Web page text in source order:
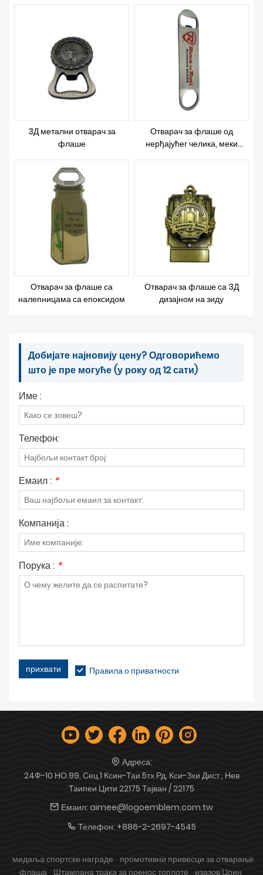
3Д метални отварач за
флаше
Отварач за флаше од
нерђајућег челика, меки
Отварач за флаше са
налепницама са епоксидом
Отварач за флаше са 3Д
дизајном на зиду
Добијате најновију цену? Одговорићемо
што је пре могуће (у року од 12 сати)
Име :
Телефон:
Емаил : *
Компанија :
Порука : *
прихвати Правила о приватности
Адреса:
24Ф-10 НО.99, Сец.1 Ксин-Таи 5тх Рд, Кси-Зхи Дист., Нев
Таипеи Цити 22175 Тајван / 22175
Емаил: aimee@logoemblem.com.tw
Телефон: +886-2-2697-4545
медаља спортске награде
промотивни привесци за отварање
флаша
Штампана трака за пренос топлоте изазов Цоин